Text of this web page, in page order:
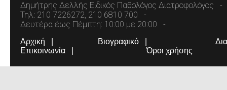
Δημήτρης Δελλής Ειδικός Παθολόγος Διατροφολόγος
Τηλ: 210 7226272, 210 6810 700
Δευτέρα έως Πέμπτη: 10:00 με 20:00
Αρχική Βιογραφικό
Επικοινωνία
Όροι χρήσης